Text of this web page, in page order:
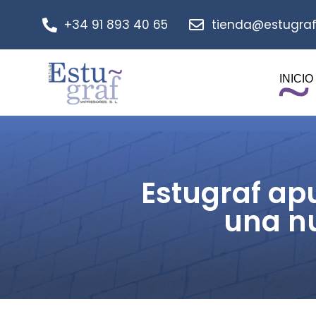
+34 91 893 40 65
INICIO
Estugraf
una